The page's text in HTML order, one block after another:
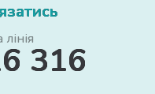
316